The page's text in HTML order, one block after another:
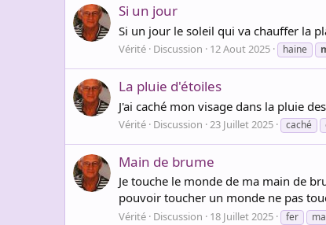
Si un jour
Si un jour le soleil qui va chauffer la
Vérité Discussion 12 Aout 2025 haine
La pluie d'étoiles
J'ai caché mon visage dans la pluie
Vérité Discussion 23 Juillet 2025 caché
Main de brume
Je touche le monde de ma main de
pouvoir toucher un monde ne pas
Vérité Discussion 18 Juillet 2025 fer